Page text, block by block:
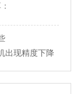
出现精度下降